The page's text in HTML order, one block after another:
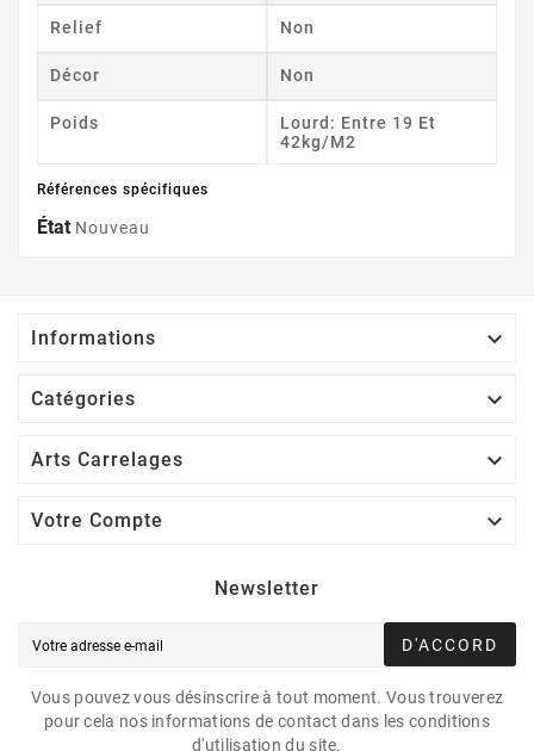
Relief Non
Décor Non
Poids
Lourd: Entre 19 Et
42kg/m2
Références spécifiques
État Nouveau
Informations 
Catégories 
Arts Carrelages 
Votre Compte 
Newsletter
D'ACCORD
Vous pouvez vous désinscrire à tout moment. Vous trouverez
pour cela nos informations de contact dans les conditions
d'utilisation du site.